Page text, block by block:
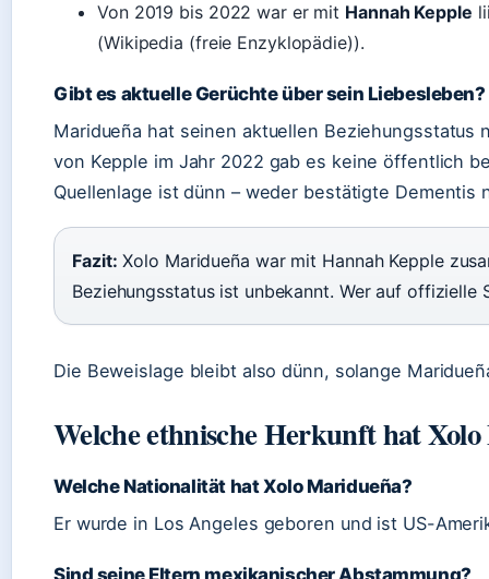
Von 2019 bis 2022 war er mit Hannah Kepple
(Wikipedia (freie Enzyklopädie)).
Gibt es aktuelle Gerüchte über sein Liebesleben?
Maridueña hat seinen aktuellen
von Kepple im Jahr 2022 gab es keine öffentlich
Quellenlage ist dünn – weder bestätigte Dementis
Fazit: Xolo Maridueña war mit Hannah Kepple
Beziehungsstatus ist unbekannt. Wer auf
Die Beweislage bleibt also dünn, solange
Welche ethnische Herkunft hat
Welche Nationalität hat Xolo Maridueña?
Er wurde in Los Angeles geboren und ist US-
Sind seine Eltern mexikanischer Abstammung?